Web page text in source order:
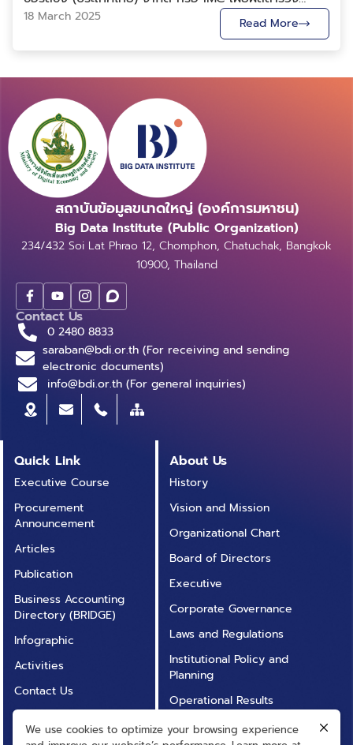
การใช้ประโยชน์และสร้างนวัตกรรมอย่างยั่งยืน จึงดำเนิน
งานผ่านกิจกรรมที่หลากหลายครอบคลุมทุกกลุ่มเป้าหมาย
ตั้งแต่โครงการ The UP: Unlock Potential with Data
SMEs, โครงการ Connect the Dots สร้างเครือข่ายส่ง
เสริมการใช้ประโยชน์ Big Data และ AI และ BDI on Tour
ส่งเสริมการรับรู้การใช้ Big Data และ AI สู่ภูมิภาคทั่วไทย
การประชุมในครั้งนี้ทั้งสองฝ่าย ได้หารือถึงแนวทางการ
ดำเนินงานร่วมกัน เพื่อมุ่งให้เกิดการบูรณาการข้อมูลขนาด
ใหญ่ระหว่างหน่วยงานภาครัฐและเอกชน ตลอดจนผู้
ประกอบการ SMEs เพื่อเพิ่มประสิทธิภาพการผลิต การ
ดำเนินงาน และยกระดับการให้บริการ พร้อมประยุกต์ใช้
ข้อมูลในการสนับสนุนการตัดสินใจ สู่การกำหนดนโยบาย
องค์กรขับเคลื่อนธุรกิจอย่างมีทิศทางอย่างยั่งยืน
วิเคราะห์สภาพแวดล้อม (Environmental Scanning)
ด้านอุตสาหกรรม Big Data และ AI ในประเทศไทยย้อน
หลัง 2 ปี พบว่ามูลค่ารวมสูงถึง 37,814 ล้านบาท โดยกลุ่ม
อุตสาหกรรมครองแชมป์ส่วนแบ่งตลาด (Market Share)
สูงสุดได้แก่ Big Data Services คิดเป็นร้อยละ 52.7 ของ
มูลค่ารวมทั้งหมด สะท้อนถึงความต้องการบริการวิเคราะห์
และจัดการข้อมูลเชิงลึกที่เพิ่มขึ้นต่อเนื่อง ด้านกำลังคน พบ
ประเทศไทยมีบุคลากรในอุตสาหกรรม Big Data และ AI
รวมกว่า 32,000 คน ชี้มูลค่าตลาดยังมีแนวโน้มเติบโต
เฉลี่ยร้อยละ 7-8 ต่อปี พร้อมแนะ 4 แนวทางส่งเสริมตลาด
Big Data และ AI สู่การวางรากฐานที่แข็งแกร่งสำหรับ
อนาคต ภายใต้แผนยุทธศาสตร์หลักระยะ 3 ปี (พ.ศ. 2568
-2570) โดยมุ่งเน้นการผลักดันองค์กรและหน่วยงานให้เร่ง
นำเทคโนโลยีดิจิทัลมาใช้เป็นแต้มต่อทางธุรกิจ เสริม
ศักยภาพการแข่งขัน และขับเคลื่อนเศรษฐกิจดิจิทัลอย่าง
เป็นรูปธรรม รศ. ดร.ธีรณี อจลากุล ผู้อำนวยการสถาบัน
ข้อมูลขนาดใหญ่ กล่าวว่า รายงานการสำรวจวิเคราะห์สภาพ
แวดล้อม (Environmental Scanning) ด้านอุตสาหกรรม
ข้อมูลขนาดใหญ่ (Big Data) และเทคโนโลยีปัญญาประดิษฐ์
(AI) ในประเทศไทย จัดทำขึ้นเพื่อสะท้อนภาพรวม แนวโน้ม
และทิศทางการพัฒนาเทคโนโลยี ซึ่งเป็นประโยชน์อย่างยิ่ง
ต่อผู้ประกอบการทั้งรายใหญ่และรายย่อย เพื่อนำ Big Data
กลยุทธ์ธุรกิจ การเพิ่มขีดความสามารถในการแข่งขัน หรือ
แนวทางสำคัญในการให้ภาครัฐใช้กำหนดแนวนโยบาย และ
มาตรการสนับสนุนที่สอดคล้องกับความต้องการของ
อุตสาหกรรมได้อย่างมีประสิทธิภาพ พร้อมเสริมสร้างความ
พร้อมการนำเทคโนโลยี AI และ Big Data ซึ่งเป็นกลไกหลัก
ในการขับเคลื่อนเศรษฐกิจและพัฒนาสังคมดิจิทัลให้เติบโต
ในระยะยาว การสำรวจครั้งนี้ครอบคลุมกลุ่มตัวอย่างผู้
ประกอบการทั้งในกลุ่มอุตสาหกรรม Big Data และ AI กว่า
264 รายทั่วประเทศ มีการแบ่งหมวดหมู่ผู้ประกอบการออก
เป็น 2 ประเภทหลัก ได้แก่ การจำแนกตามประเภทธุรกิจหรือ
ภารกิจ และจำแนกตามประเภทเทคโนโลยี ซึ่งจากผลสำรวจ
พบว่า มูลค่าตลาดรวมอยู่ที่ 37,814 ล้านบาท โดย Big
Data Services ครองสัดส่วนสูงสุดที่ 19,923 ล้านบาท
โน้มธุรกิจในไทยให้ความสนใจและใช้บริการวิเคราะห์ข้อมูล
18 March 2025 Read More
สถาบันข้อมูลขนาดใหญ่ (องค์การมหาชน)
Big Data Institute (Public Organization)
234/432 Soi Lat Phrao 12, Chomphon, Chatuchak, Bangkok
10900, Thailand
Contact Us
0 2480 8833
saraban@bdi.or.th (For receiving and sending
electronic documents)
info@bdi.or.th (For general inquiries)
Quick Link
Executive Course
Procurement
Announcement
Articles
Publication
Business Accounting
Directory (BRIDGE)
Infographic
Activities
Contact Us
Annual Report
About Us
History
Vision and Mission
Organizational Chart
Board of Directors
Executive
Corporate Governance
Laws and Regulations
Institutional Policy and
Planning
Operational Results
Operational
We use cookies to optimize your browsing experience